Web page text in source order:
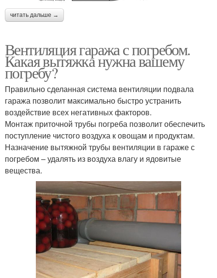
читать дальше →
Вентиляция гаража с погребом.
Какая вытяжка нужна вашему
погребу?
Правильно сделанная система вентиляции подвала
гаража позволит максимально быстро устранить
воздействие всех негативных факторов.
Монтаж приточной трубы погреба позволит обеспечить
поступление чистого воздуха к овощам и продуктам.
Назначение вытяжной трубы вентиляции в гараже с
погребом – удалять из воздуха влагу и ядовитые
вещества.